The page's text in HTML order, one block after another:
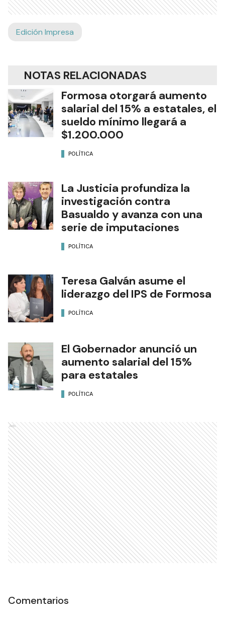
Edición Impresa
NOTAS RELACIONADAS
Formosa otorgará aumento
salarial del 15% a estatales, el
sueldo mínimo llegará a
$1.200.000
POLÍTICA
La Justicia profundiza la
investigación contra
Basualdo y avanza con una
serie de imputaciones
POLÍTICA
Teresa Galván asume el
liderazgo del IPS de Formosa
POLÍTICA
El Gobernador anunció un
aumento salarial del 15%
para estatales
POLÍTICA
Ads
Comentarios